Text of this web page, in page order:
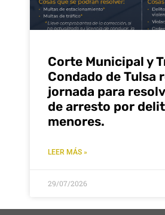
Corte Municipal y
Condado de Tulsa
jornada para
de arresto por
menores.
LEER MÁS »
29/07/2026